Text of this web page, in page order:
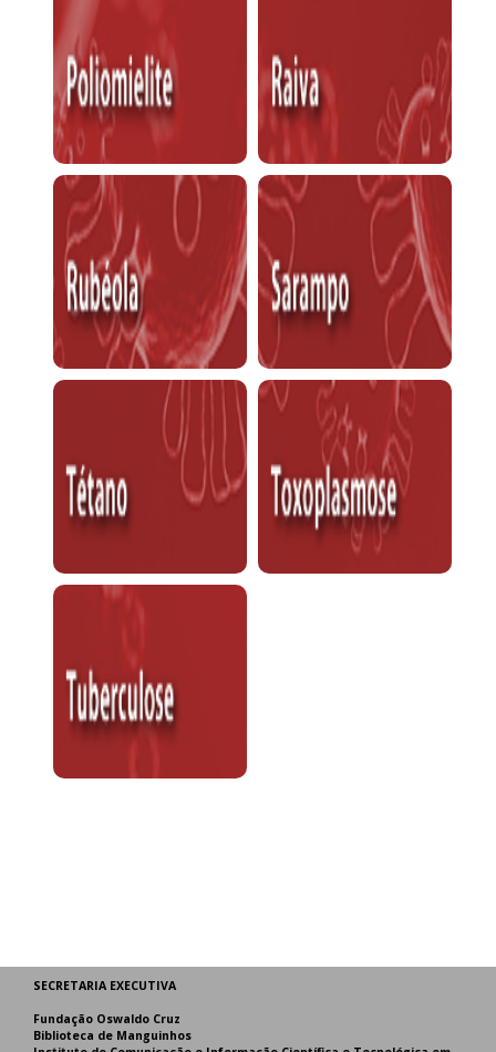
SECRETARIA EXECUTIVA
Fundação Oswaldo Cruz
Biblioteca de Manguinhos